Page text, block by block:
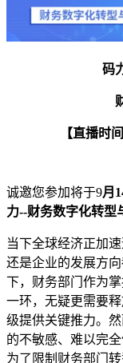
码
【直播时
诚邀您参加将于9月
力--财务数字化转型
当下全球经济正加
还是企业的发展方
下，财务部门作为
一环，无疑更需要
级提供关键推力。
的不敏感、难以完
为了限制财务部门